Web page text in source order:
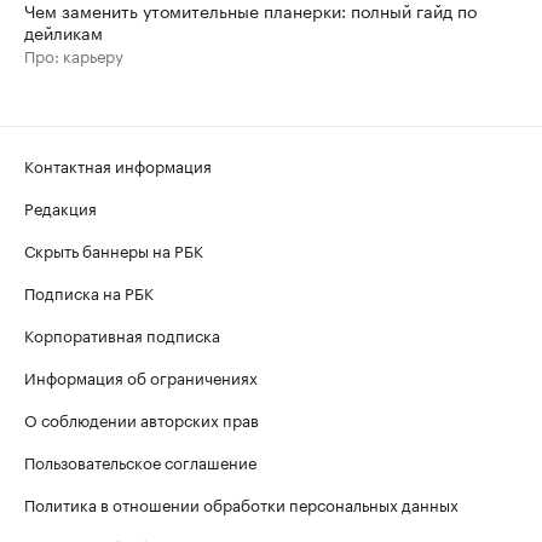
Чем заменить утомительные планерки: полный гайд по
дейликам
Про: карьеру
Контактная информация
Редакция
Скрыть баннеры на РБК
Подписка на РБК
Корпоративная подписка
Информация об ограничениях
О соблюдении авторских прав
Пользовательское соглашение
Политика в отношении обработки персональных данных